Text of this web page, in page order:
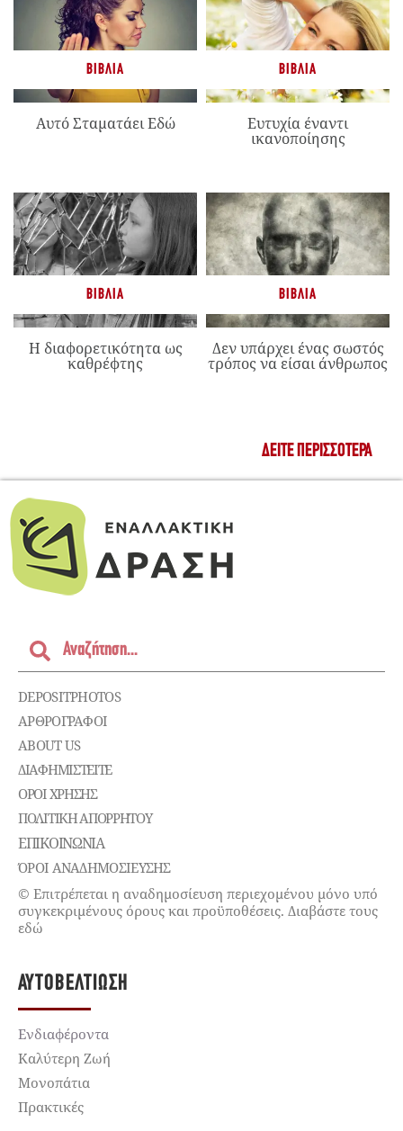
ΒΙΒΛΊΑ
Αυτό Σταματάει Εδώ
ΒΙΒΛΊΑ
Ευτυχία έναντι
ικανοποίησης
ΒΙΒΛΊΑ
Η διαφορετικότητα ως
καθρέφτης
ΒΙΒΛΊΑ
Δεν υπάρχει ένας σωστός
τρόπος να είσαι άνθρωπος
ΔΕΊΤΕ ΠΕΡΙΣΣΌΤΕΡΑ
DEPOSITPHOTOS
ΑΡΘΡΟΓΡΑΦΟΙ
ABOUT US
ΔΙΑΦΗΜΙΣΤΕΊΤΕ
ΌΡΟΙ ΧΡΉΣΗΣ
ΠΟΛΙΤΙΚΉ ΑΠΟΡΡΉΤΟΥ
ΕΠΙΚΟΙΝΩΝΊΑ
ΌΡΟΙ ΑΝΑΔΗΜΟΣΙΕΥΣΗΣ
© Επιτρέπεται η αναδημοσίευση περιεχομένου μόνο υπό
συγκεκριμένους όρους και προϋποθέσεις. Διαβάστε τους
εδώ
ΑΥΤΟΒΕΛΤΊΩΣΗ
Ενδιαφέροντα
Καλύτερη Ζωή
Μονοπάτια
Πρακτικές